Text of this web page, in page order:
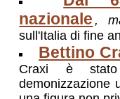
nazionale ,
sull'Italia di fine
Bettino
Craxi è
demonizzazione